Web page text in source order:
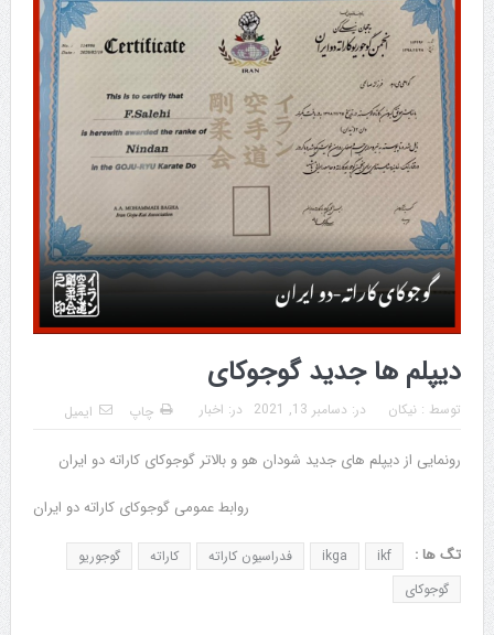
دیپلم ها جدید گوجوکای
توسط : نیکان در: دسامبر 13, 2021 در: اخبار چاپ ایمیل
رونمایی از دیپلم های جدید شودان هو و بالاتر گوجوکای کاراته دو ایران
روابط عمومی گوجوکای کاراته دو ایران
تگ ها : ikf
ikga فدراسیون کاراته کاراته
گوجوریو
گوجوکای